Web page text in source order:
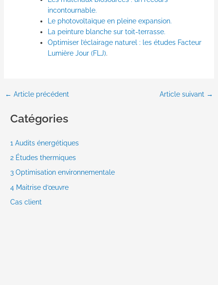
incontournable.
Le photovoltaïque en pleine expansion.
La peinture blanche sur toit-terrasse.
Optimiser l’éclairage naturel : les études Facteur
Lumière Jour (FLJ).
← Article précédent Article suivant →
Catégories
1 Audits énergétiques
2 Études thermiques
3 Optimisation environnementale
4 Maitrise d’œuvre
Cas client